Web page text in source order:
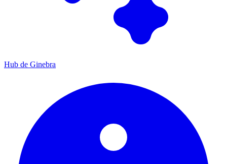
Hub de Ginebra